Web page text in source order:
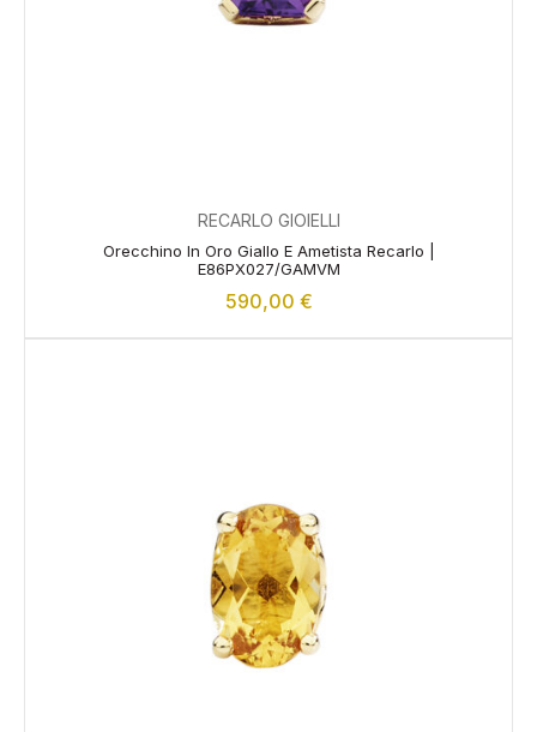
RECARLO GIOIELLI
Orecchino In Oro Giallo E Ametista Recarlo |
E86PX027/GAMVM
590,00 €